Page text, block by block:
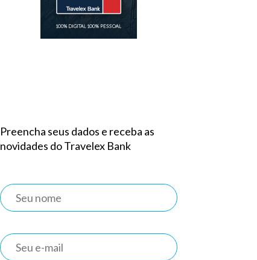
Preencha seus dados e receba as
novidades do Travelex Bank